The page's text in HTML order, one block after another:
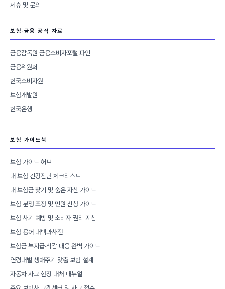
제휴 및 문의
보험·금융 공식 자료
금융감독원 금융소비자포털 파인
금융위원회
한국소비자원
보험개발원
한국은행
보험 가이드북
보험 가이드 허브
내 보험 건강진단 체크리스트
내 보험금 찾기 및 숨은 자산 가이드
보험 분쟁 조정 및 민원 신청 가이드
보험 사기 예방 및 소비자 권리 지침
보험 용어 대백과사전
보험금 부지급·삭감 대응 완벽 가이드
연령대별 생애주기 맞춤 보험 설계
자동차 사고 현장 대처 매뉴얼